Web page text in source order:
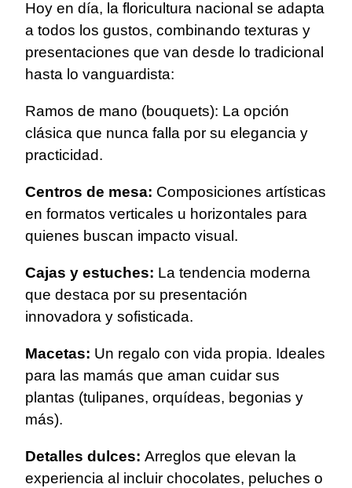
Hoy en día, la floricultura nacional se adapta
a todos los gustos, combinando texturas y
presentaciones que van desde lo tradicional
hasta lo vanguardista:
Ramos de mano (bouquets): La opción
clásica que nunca falla por su elegancia y
practicidad.
Centros de mesa: Composiciones artísticas
en formatos verticales u horizontales para
quienes buscan impacto visual.
Cajas y estuches: La tendencia moderna
que destaca por su presentación
innovadora y sofisticada.
Macetas: Un regalo con vida propia. Ideales
para las mamás que aman cuidar sus
plantas (tulipanes, orquídeas, begonias y
más).
Detalles dulces: Arreglos que elevan la
experiencia al incluir chocolates, peluches o